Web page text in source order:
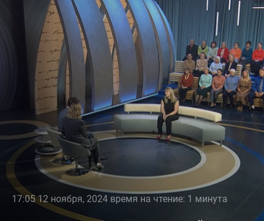
17:05 12 ноября, 2024 время на чтение: 1 минута